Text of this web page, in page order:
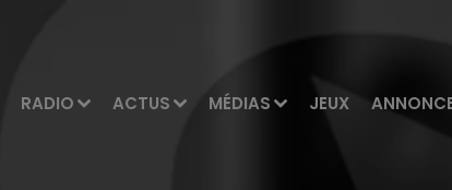
RADIO ACTUS MÉDIAS JEUX